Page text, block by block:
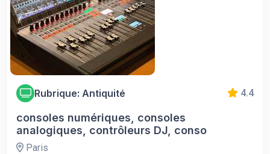
Rubrique: Antiquité 4.4
consoles numériques, consoles
analogiques, contrôleurs DJ, conso
Paris